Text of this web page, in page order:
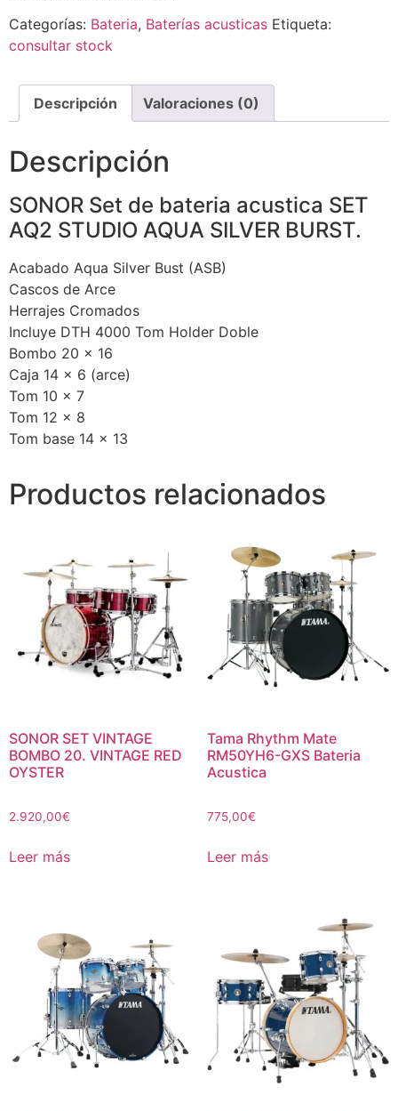
Categorías: Bateria, Baterías acusticas Etiqueta:
consultar stock
Descripción Valoraciones (0)
Descripción
SONOR Set de bateria acustica SET
AQ2 STUDIO AQUA SILVER BURST.
Acabado Aqua Silver Bust (ASB)
Cascos de Arce
Herrajes Cromados
Incluye DTH 4000 Tom Holder Doble
Bombo 20 x 16
Caja 14 x 6 (arce)
Tom 10 x 7
Tom 12 x 8
Tom base 14 x 13
Productos relacionados
SONOR SET VINTAGE
BOMBO 20. VINTAGE RED
OYSTER
2.920,00€
Leer más
Tama Rhythm Mate
RM50YH6-GXS Bateria
Acustica
775,00€
Leer más